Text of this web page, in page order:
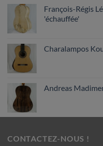
François-Régis
'échauffée'
Charalampos
Andreas
CONTACTEZ-NOUS !